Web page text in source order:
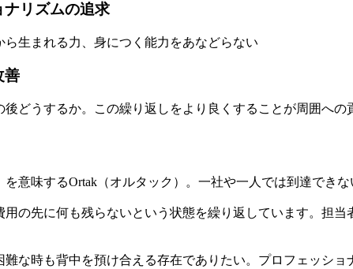
リズムの追求
生まれる力、身につく能力をあなどらない
善
どうするか。この繰り返しをより良くすることが周囲への
を意味するOrtak（オルタック）。一社や一人では到達でき
の先に何も残らないという状態を繰り返しています。担
な時も背中を預け合える存在でありたい。プロフェッシ